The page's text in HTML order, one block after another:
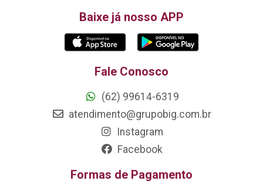
Baixe já nosso APP
Fale Conosco
(62) 99614-6319
atendimento@grupobig.com.br
Instagram
Facebook
Formas de Pagamento